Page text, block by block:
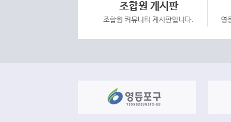
조합원 게시판
조합원 커뮤니티 게시판입니다. 영